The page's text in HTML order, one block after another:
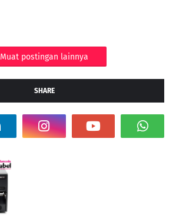
Muat postingan lainnya
SHARE